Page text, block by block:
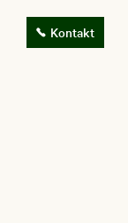
Kontakt